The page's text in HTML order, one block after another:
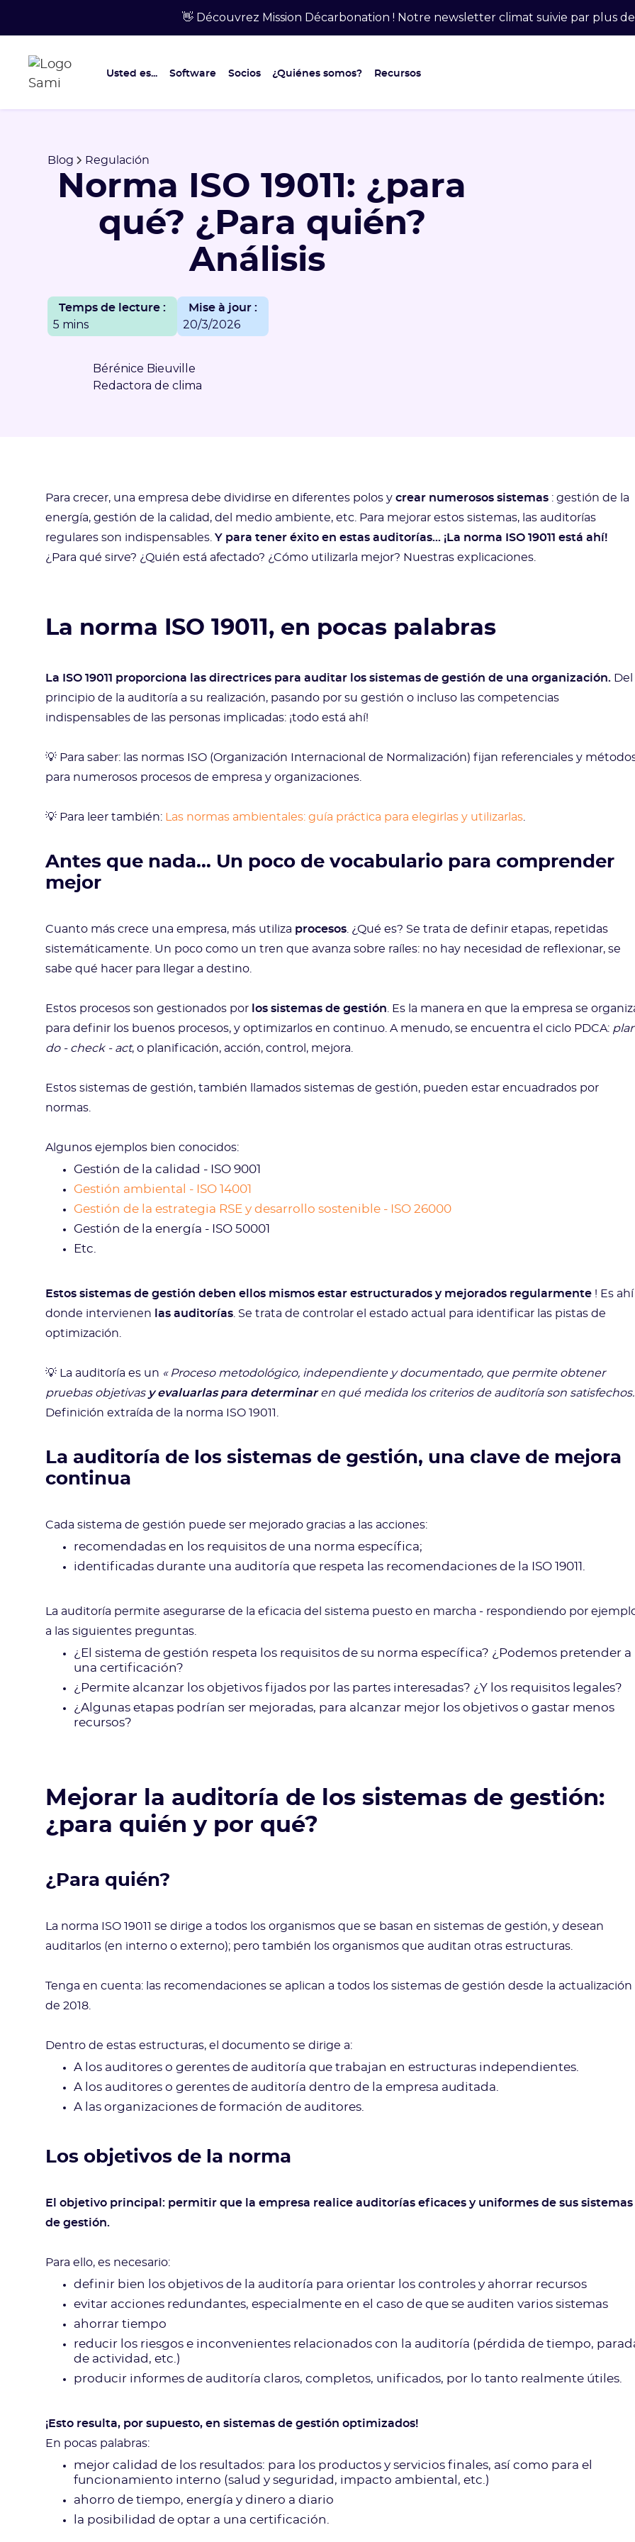
👋 Découvrez Mission Décarbonation ! Notre newsletter climat suivie par plus
Usted es... Software Socios ¿Quiénes somos? Recursos
Blog Regulación
Norma ISO 19011: ¿para
qué? ¿Para quién?
Análisis
Temps de lecture :
5 mins
Mise à jour :
20/3/2026
Bérénice Bieuville
Redactora de clima
Para crecer, una empresa debe dividirse en diferentes polos y crear numerosos sistemas : gestión de la
energía, gestión de la calidad, del medio ambiente, etc. Para mejorar estos sistemas, las auditorías
regulares son indispensables. Y para tener éxito en estas auditorías… ¡La norma ISO 19011 está ahí!
¿Para qué sirve? ¿Quién está afectado? ¿Cómo utilizarla mejor? Nuestras explicaciones.
La norma ISO 19011, en pocas palabras
La ISO 19011 proporciona las directrices para auditar los sistemas de gestión de una organización. Del
principio de la auditoría a su realización, pasando por su gestión o incluso las competencias
indispensables de las personas implicadas: ¡todo está ahí!
💡 Para saber: las normas ISO (Organización Internacional de Normalización) fijan referenciales y
para numerosos procesos de empresa y organizaciones.
💡 Para leer también: Las normas ambientales: guía práctica para elegirlas y utilizarlas
Antes que nada… Un poco de vocabulario para comprender
mejor
Cuanto más crece una empresa, más utiliza procesos . ¿Qué es? Se trata de definir etapas, repetidas
sistemáticamente. Un poco como un tren que avanza sobre raíles: no hay necesidad de reflexionar, se
sabe qué hacer para llegar a destino.
Estos procesos son gestionados por los sistemas de gestión . Es la manera en que la empresa se
para definir los buenos procesos, y optimizarlos en continuo. A menudo, se encuentra el ciclo PDCA:
do - check - act, o planificación, acción, control, mejora.
Estos sistemas de gestión, también llamados sistemas de gestión, pueden estar encuadrados por
normas.
Algunos ejemplos bien conocidos:
Gestión de la calidad - ISO 9001
Gestión ambiental - ISO 14001
Gestión de la estrategia RSE y desarrollo sostenible - ISO 26000
Gestión de la energía - ISO 50001
Etc.
Estos sistemas de gestión deben ellos mismos estar estructurados y mejorados regularmente ! Es ahí
donde intervienen las auditorías . Se trata de controlar el estado actual para identificar las pistas de
optimización.
💡 La auditoría es un « Proceso metodológico, independiente y documentado, que permite obtener
pruebas objetivas y evaluarlas para determinaren qué medida los criterios de auditoría son satisfechos
Definición extraída de la norma ISO 19011.
La auditoría de los sistemas de gestión, una clave de mejora
continua
Cada sistema de gestión puede ser mejorado gracias a las acciones:
recomendadas en los requisitos de una norma específica;
identificadas durante una auditoría que respeta las recomendaciones de la ISO 19011.
La auditoría permite asegurarse de la eficacia del sistema puesto en marcha - respondiendo por
a las siguientes preguntas.
¿El sistema de gestión respeta los requisitos de su norma específica? ¿Podemos pretender a
una certificación?
¿Permite alcanzar los objetivos fijados por las partes interesadas? ¿Y los requisitos legales?
¿Algunas etapas podrían ser mejoradas, para alcanzar mejor los objetivos o gastar menos
recursos?
Mejorar la auditoría de los sistemas de gestión:
¿para quién y por qué?
¿Para quién?
La norma ISO 19011 se dirige a todos los organismos que se basan en sistemas de gestión, y desean
auditarlos (en interno o externo); pero también los organismos que auditan otras estructuras.
Tenga en cuenta: las recomendaciones se aplican a todos los sistemas de gestión desde la actualización
de 2018.
Dentro de estas estructuras, el documento se dirige a:
A los auditores o gerentes de auditoría que trabajan en estructuras independientes.
A los auditores o gerentes de auditoría dentro de la empresa auditada.
A las organizaciones de formación de auditores.
Los objetivos de la norma
El objetivo principal: permitir que la empresa realice auditorías eficaces y uniformes de sus sistemas
de gestión.
Para ello, es necesario:
definir bien los objetivos de la auditoría para orientar los controles y ahorrar recursos
evitar acciones redundantes, especialmente en el caso de que se auditen varios sistemas
ahorrar tiempo
reducir los riesgos e inconvenientes relacionados con la auditoría (pérdida de tiempo,
de actividad, etc.)
producir informes de auditoría claros, completos, unificados, por lo tanto realmente útiles.
¡Esto resulta, por supuesto, en sistemas de gestión optimizados!
En pocas palabras:
mejor calidad de los resultados: para los productos y servicios finales, así como para el
funcionamiento interno (salud y seguridad, impacto ambiental, etc.)
ahorro de tiempo, energía y dinero a diario
la posibilidad de optar a una certificación.